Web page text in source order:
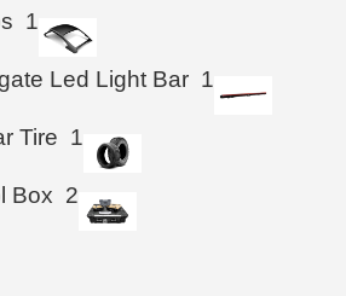
1
Led Light Bar 1
Tire 1
Box 2